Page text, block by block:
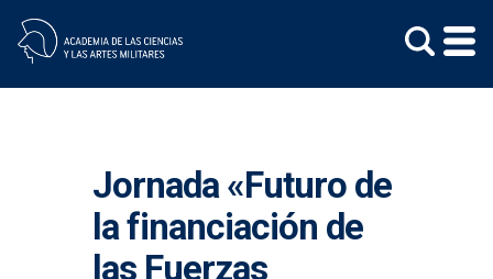
Jornada «Futuro de
la financiación de
las Fuerzas